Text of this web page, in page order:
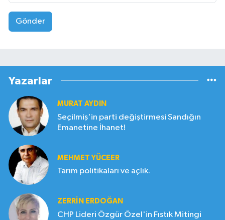
Gönder
Yazarlar
MURAT AYDIN
Seçilmiş'in parti değiştirmesi Sandığın
Emanetine İhanet!
MEHMET YÜCEER
Tarım politikaları ve açlık.
ZERRIN ERDOĞAN
CHP Lideri Özgür Özel'in Fıstık Mitingi